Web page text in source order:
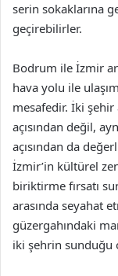
serin sokaklarına
geçirebilirler.
Bodrum ile İzmir
hava yolu ile
mesafedir. İki şehir
açısından değil,
açısından da
İzmir’in kültürel
biriktirme fırsatı
arasında seyahat
güzergahındaki
iki şehrin sunduğu